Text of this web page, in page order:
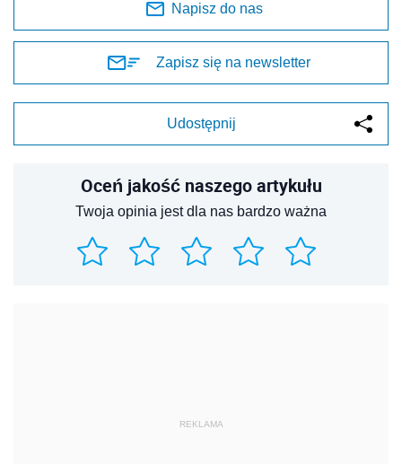
Napisz do nas
Zapisz się na newsletter
Udostępnij
Oceń jakość naszego artykułu
Twoja opinia jest dla nas bardzo ważna
REKLAMA